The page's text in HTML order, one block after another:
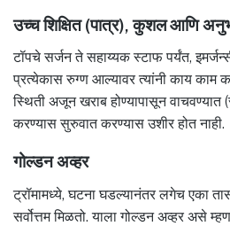
उच्च शिक्षित (पात्र), कुशल आणि
टॉपचे सर्जन ते सहाय्यक स्टाफ पर्यंत,
प्रत्येकास रुग्ण आल्यावर त्यांनी काय काम
स्थिती अजून खराब होण्यापासून वाचवण्यात
करण्यास सुरुवात करण्यास उशीर होत नाही.
गोल्डन अव्हर
ट्रॉमामध्ये, घटना घडल्यानंतर लगेच एका
सर्वोत्तम मिळतो. याला गोल्डन अव्हर असे